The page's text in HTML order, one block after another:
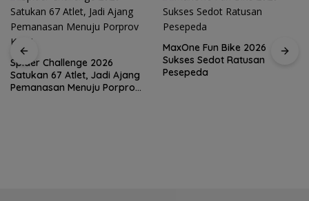
Spider Challenge 2026
Satukan 67 Atlet, Jadi Ajang
Pemanasan Menuju Porprov
MaxOne Fun Bike 2026
Sukses Sedot Ratusan
Pesepeda